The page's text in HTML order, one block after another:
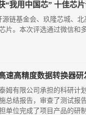
“我用中国芯” 十佳芯
源链基金会、玖隆芯城、
片。本次评选通过微信和
速高精度数据转换器
姆有限公司承担的科研计
总结报告，审查了测试报
单位完成了项目产品的研